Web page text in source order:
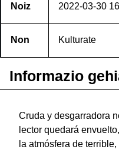
Noiz 2022-03-30
Non Kulturate
Informazio
Cruda y desgarradora
lector quedará envuelto,
la atmósfera de terrible,